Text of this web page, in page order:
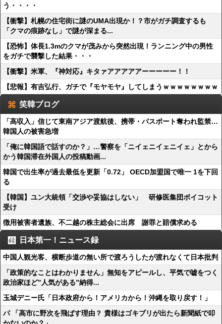
う・・・・
【衝撃】札幌の住宅街に謎のUMA出現か！？市がガチ調査するも
「クマの痕跡なし」で謎が深まる...
【恐怖】体長1.3mのクマが茂みから突然出現！ランニング中の男性
をガチで襲撃した結果・・・
【衝撃】米軍、『神対応』キタァアアアアアーーーーー！！
【悲報】有吉弘行、ガチで『モヤモヤ』してしまうｗｗｗｗｗｗｗｗ
笑韓ブログ
「高収入」信じて東南アジア渡航後、携帯・パスポート奪われ監禁…
韓国人の被害急増
「俺に韓国語で話すのか？」…警察を「ニイェニイェニイェ」とから
かう韓国滞在外国人の投稿動画...
韓国で出生率が過去最低を更新「0.72」 OECD加盟国で唯一 1を下回
る
【韓国】ユン大統領「交渉や妥協はしない」 研修医集団ボイコット
受け
徴用被害者遺族、不二越の株主総会に出席 謝罪と賠償求める
日本第一！ニュース録
中国人観光客、横断歩道の無い所で渡ろうしたが渡れなくて日本批判
「政策的なことはわかりません」無知をアピールし、平気で嘘をつく
政治家ほど”人気がある”納得...
玉城デニー氏「日本政府から！アメリカから！沖縄を取り戻す！」
パ 「高市に野次を飛ばす理由？ 貴様はゴキブリが出たら新聞紙で叩